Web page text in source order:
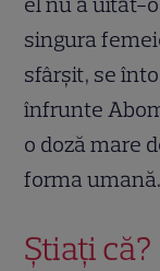
singura
sfârşit, se
înfrunte
o doză mare
forma umană.
Știați că?